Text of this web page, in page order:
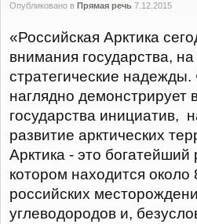
Опубликовано в Прямая речь 7.12.2015
«Российская Арктика
внимания государства,
стратегические
наглядно демонстрирует
государства инициатив,
развитие арктических
Арктика - это богатейший
котором находится около
российских
углеводородов и,